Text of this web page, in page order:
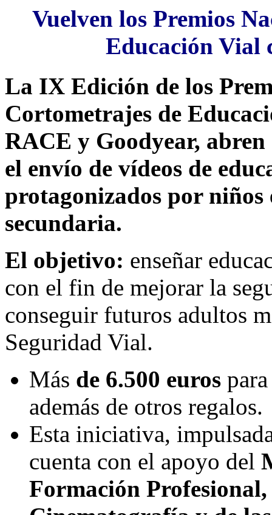
Vuelven los Premios
Educación Vial
La IX Edición de los
Cortometrajes de
RACE y Goodyear,
el envío de vídeos de
protagonizados por
secundaria.
El objetivo: enseñar
con el fin de mejorar la
conseguir futuros adultos
Seguridad Vial.
Más de 6.500 euros
además de otros regalos.
Esta iniciativa,
cuenta con el apoyo del
Formación